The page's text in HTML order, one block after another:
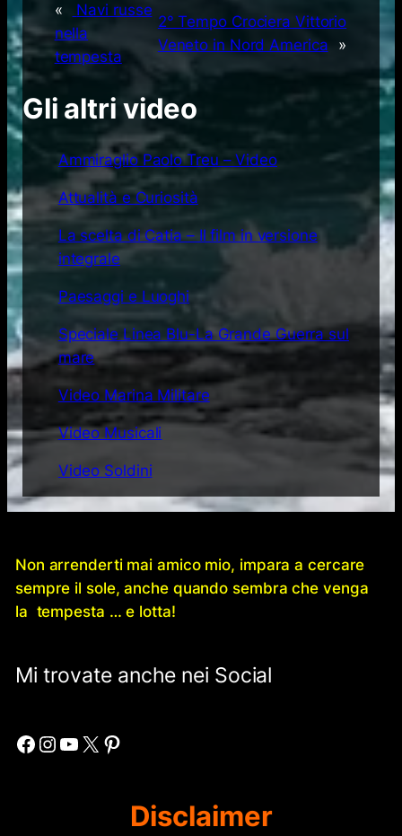
«
Navi russe
nella
tempesta
2° Tempo Crociera Vittorio
Veneto in Nord America
»
Gli altri video
Ammiraglio Paolo Treu – Video
Attualità e Curiosità
La scelta di Catia – Il film in versione
integrale
Paesaggi e Luoghi
Speciale Linea Blu-La Grande Guerra sul
mare
Video Marina Militare
Video Musicali
Video Soldini
Non arrenderti mai amico mio, impara a cercare
sempre il sole, anche quando sembra che venga
la tempesta … e lotta!
Mi trovate anche nei Social
Facebook Instagram YouTube X Pinterest
Disclaimer